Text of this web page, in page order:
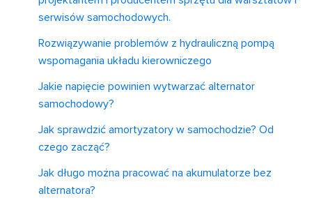
serwisów samochodowych.
Rozwiązywanie problemów z hydrauliczną pompą
wspomagania układu kierowniczego
Jakie napięcie powinien wytwarzać alternator
samochodowy?
Jak sprawdzić amortyzatory w samochodzie? Od
czego zacząć?
Jak długo można pracować na akumulatorze bez
alternatora?